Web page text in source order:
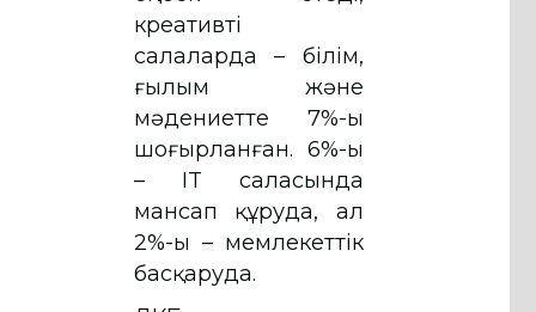
креативті
салаларда – білім,
ғылым және
мәдениетте 7%-ы
шоғырланған. 6%-ы
– IT саласында
мансап құруда, ал
2%-ы – мемлекеттік
басқаруда.